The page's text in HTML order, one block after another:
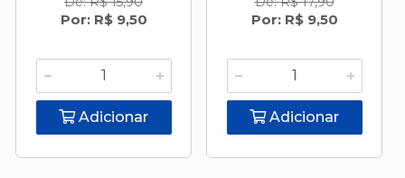
Por: R$ 9,50
Adicionar
Por: R$ 9,50
Adicionar